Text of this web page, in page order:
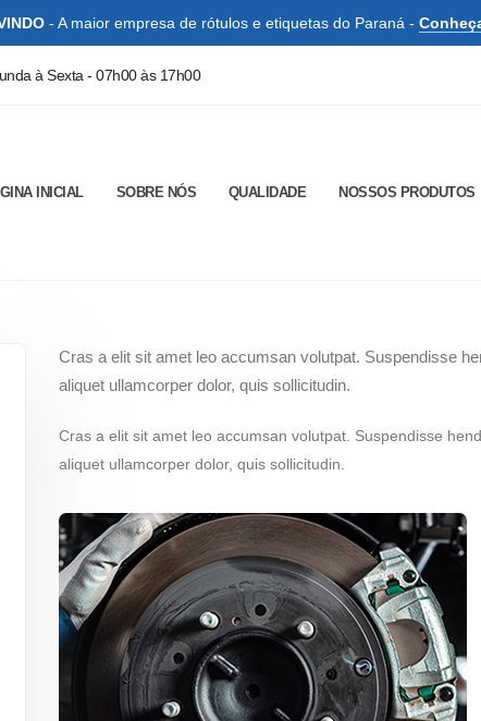
- A maior empresa de rótulos e etiquetas do Paraná -
à Sexta - 07h00 às 17h00
INICIAL SOBRE NÓS QUALIDADE NOSSOS PRODUTOS
Cras a elit sit amet leo accumsan volutpat. Suspendisse
aliquet ullamcorper dolor, quis sollicitudin.
Cras a elit sit amet leo accumsan volutpat. Suspendisse
aliquet ullamcorper dolor, quis sollicitudin.